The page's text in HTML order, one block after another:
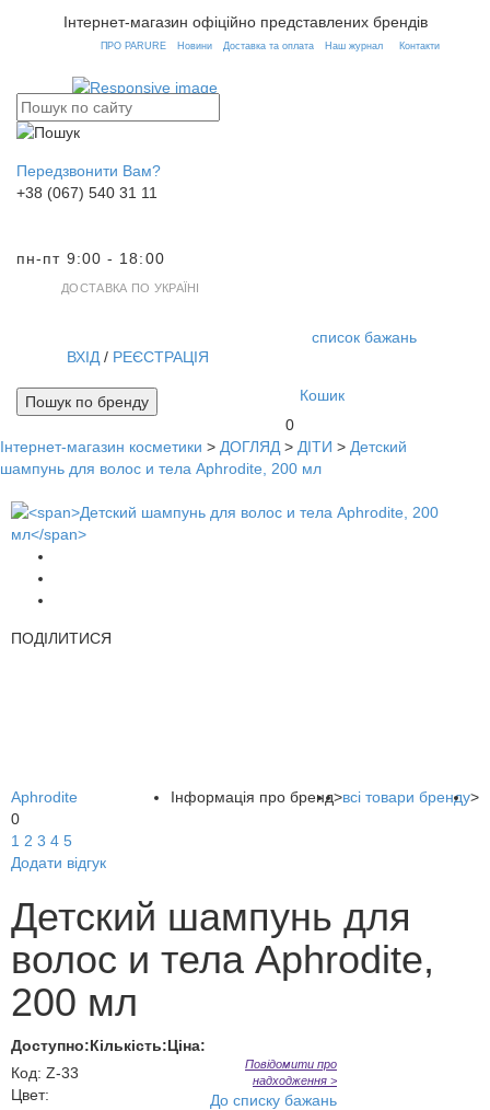
Інтернет-магазин офіційно представлених брендів
ПРО PARURE Новини Доставка та оплата Наш журнал Контакти
Передзвонити Вам?
+38 (067) 540 31 11
пн-пт 9:00 - 18:00
ДОСТАВКА ПО УКРАЇНІ
список бажань
ВХІД / РЕЄСТРАЦІЯ
Кошик
0
Пошук по бренду
Інтернет-магазин косметики > ДОГЛЯД > ДІТИ > Детский
шампунь для волос и тела Aphrodite, 200 мл
ПОДІЛИТИСЯ
Інформація про бренд>всі товари бренду>
Aphrodite
0
1 2 3 4 5
Додати відгук
Детский шампунь для
волос и тела Aphrodite,
200 мл
Доступно:Кількість:Ціна:
Код: Z-33
Цвет:
Повідомити про
надходження >
До списку бажань